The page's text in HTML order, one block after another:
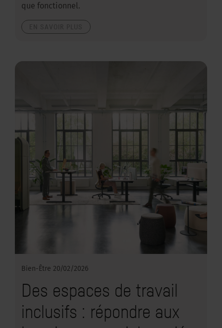
que fonctionnel.
Bien-Être 20/02/2026
Des espaces de travail
inclusifs : répondre aux